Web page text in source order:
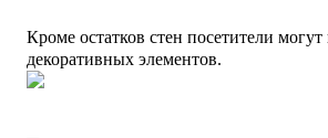
Кроме остатков стен посетители могут
декоративных элементов.